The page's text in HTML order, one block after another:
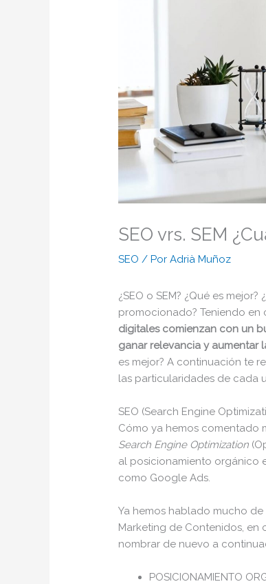
SEO vrs. SEM
SEO / PorAdrià Muñoz
¿SEO o SEM? ¿Qué es
promocionado? Teniendo
digitales comienzan con un
ganar relevancia y aumentar
es mejor? A continuación te
las particularidades de cada
SEO (Search Engine
Cómo ya hemos comentado
Search Engine Optimization
al posicionamiento orgánico
como Google Ads.
Ya hemos hablado mucho
Marketing de Contenidos, en
nombrar de nuevo a
POSICIONAMIENTO